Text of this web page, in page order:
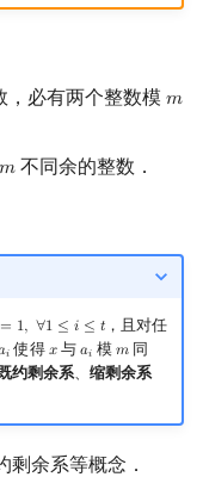
，必有两个整数模 𝑚
m
𝑚
m 不同余的整数．
= 1, ∀1 ≤ 𝑖 ≤ 𝑡
1, ∀1 i≤t
，且对任
𝑖i 使得 𝑥
x与 𝑎𝑖
ai 模 𝑚
m 同
既约剩余系、 缩剩余系
余系等概念．